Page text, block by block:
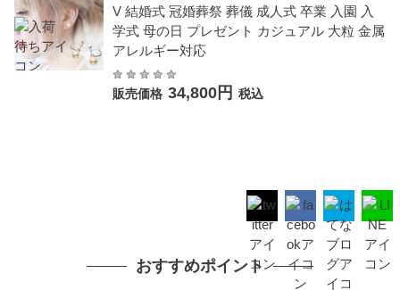
V 結婚式 冠婚葬祭 葬儀 成人式 卒業 入園 入
学式 母の日 プレゼント カジュアル 大粒 金属
アレルギー対応
販売価格 34,800円 税込
おすすめポイント